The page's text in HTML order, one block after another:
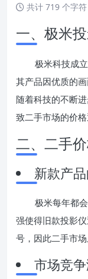
共计 719 个字符
一、极米
极米科技成
其产品因优质的
随着科技的不断
致二手市场的价格
二、二手
新款产
极米每年都
强使得旧款投影
号，因此二手市
市场竞